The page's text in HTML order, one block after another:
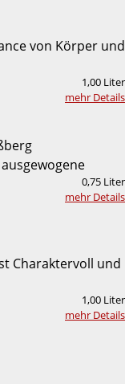
von Körper und
1,00 Liter
mehr Details
0,75 Liter
mehr Details
Charaktervoll und
1,00 Liter
mehr Details